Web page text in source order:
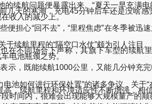
航问题便暴露出来。“夏天一早充满
天的寒潮，充电45分钟后车还是没啥
收入的减少上。
心“回不去”，“里程焦虑”在冬季被迅
航里程的“隔空口水仗”颇为引人注目
不同场合下声称，其旗下车型的续航
电池瓶颈之势。
，既能续航1000公里，又能几分钟充
如何进行环保处置”的诸多争议，关于“
，续航里程和环境适应性不断增强，相
时间内，很难会出现能够大规模量产的